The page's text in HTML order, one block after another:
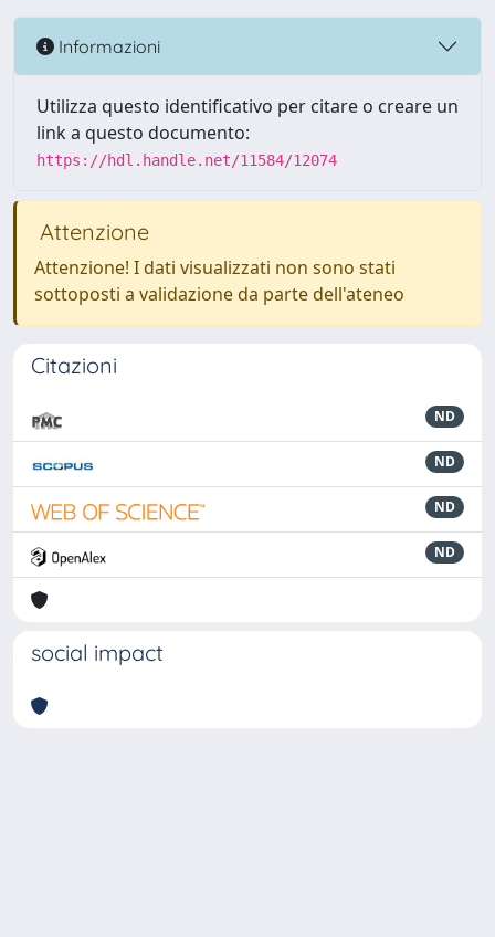
Informazioni
Utilizza questo identificativo per citare o creare un
link a questo documento:
https://hdl.handle.net/11584/12074
Attenzione
Attenzione! I dati visualizzati non sono stati
sottoposti a validazione da parte dell'ateneo
Citazioni
ND
ND
ND
ND
social impact